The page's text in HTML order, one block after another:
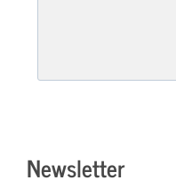
Newsletter